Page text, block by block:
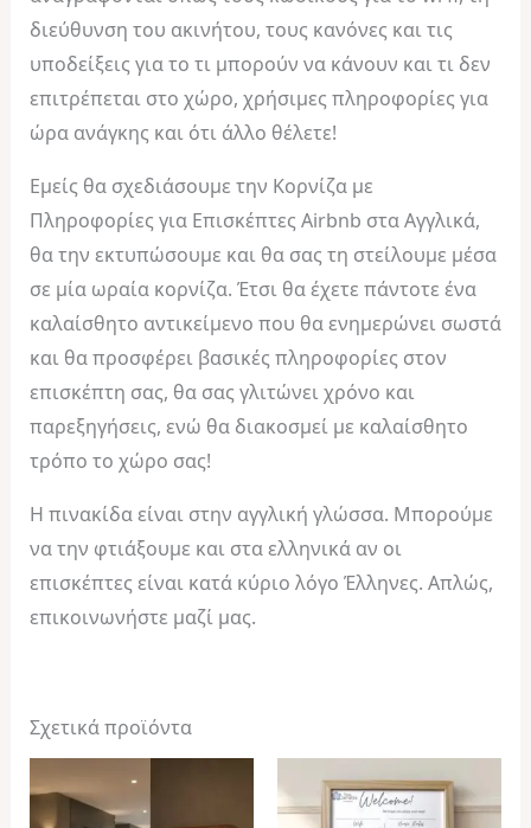
διεύθυνση του ακινήτου, τους κανόνες και τις
υποδείξεις για το τι μπορούν να κάνουν και τι δεν
επιτρέπεται στο χώρο, χρήσιμες πληροφορίες για
ώρα ανάγκης και ότι άλλο θέλετε!
Εμείς θα σχεδιάσουμε την Κορνίζα με
Πληροφορίες για Επισκέπτες Airbnb στα Αγγλικά,
θα την εκτυπώσουμε και θα σας τη στείλουμε μέσα
σε μία ωραία κορνίζα. Έτσι θα έχετε πάντοτε ένα
καλαίσθητο αντικείμενο που θα ενημερώνει σωστά
και θα προσφέρει βασικές πληροφορίες στον
επισκέπτη σας, θα σας γλιτώνει χρόνο και
παρεξηγήσεις, ενώ θα διακοσμεί με καλαίσθητο
τρόπο το χώρο σας!
Η πινακίδα είναι στην αγγλική γλώσσα. Μπορούμε
να την φτιάξουμε και στα ελληνικά αν οι
επισκέπτες είναι κατά κύριο λόγο Έλληνες. Απλώς,
επικοινωνήστε μαζί μας.
Σχετικά προϊόντα
€9,99
range:
€26,99